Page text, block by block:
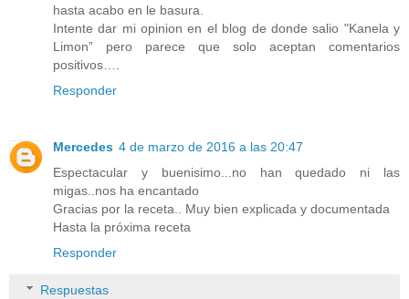
hasta acabo en le basura.
Intente dar mi opinion en el blog de donde salio "Kanela y
Limon” pero parece que solo aceptan comentarios
positivos….
Responder
Mercedes 4 de marzo de 2016 a las 20:47
Espectacular y buenisimo...no han quedado ni las
migas..nos ha encantado
Gracias por la receta.. Muy bien explicada y documentada
Hasta la próxima receta
Responder
Respuestas